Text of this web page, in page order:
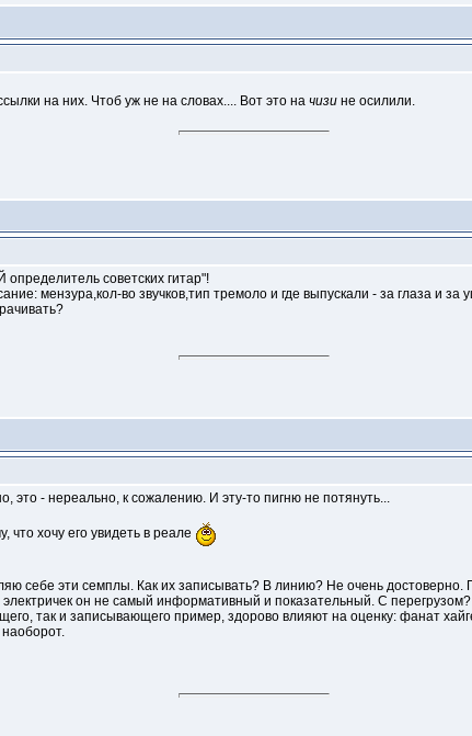
на них. Чтоб уж не на словах.... Вот это на чизи не осилили.
советских гитар"!
мензура,кол-во звучков,тип тремоло и где выпускали - за глаза и за
это - нереально, к сожалению. И эту-то пигню не потянуть...
хочу его увидеть в реале
себе эти семплы. Как их записывать? В линию? Не очень
он не самый информативный и показательный. С
так и записывающего пример, здорово влияют на оценку: фанат